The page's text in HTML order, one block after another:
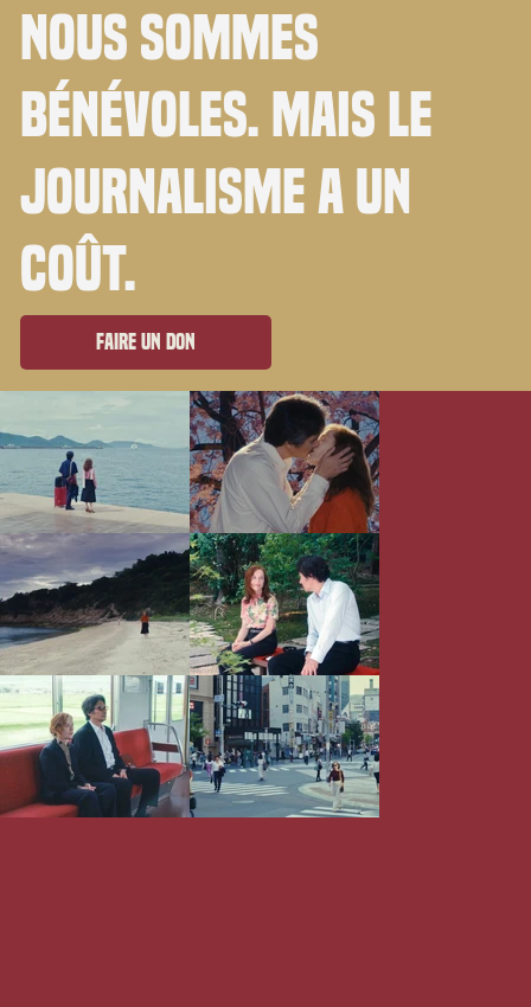
Nous sommes
bénévoles. Mais le
journalisme a un
coût.
Faire un don